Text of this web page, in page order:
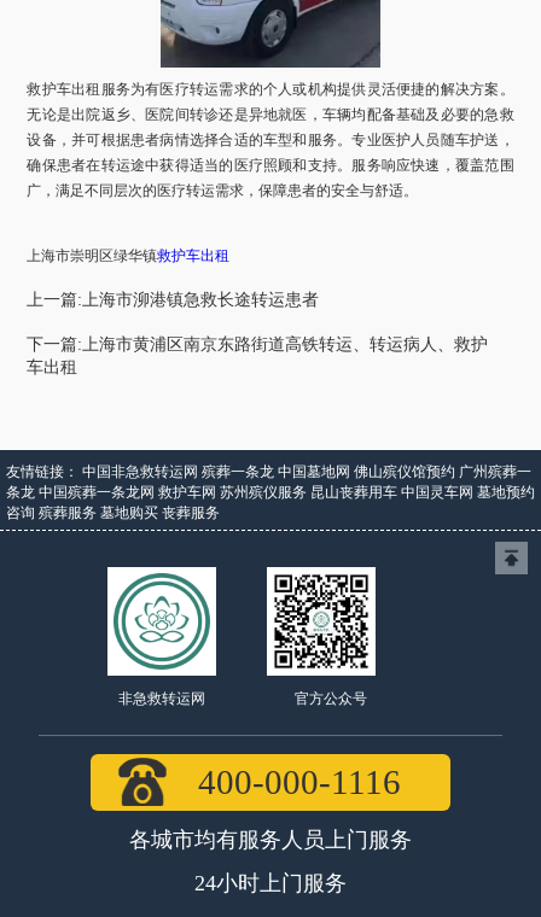
救护车出租服务为有医疗转运需求的个人或机构提供灵活便捷的解决方案。
无论是出院返乡、医院间转诊还是异地就医，车辆均配备基础及必要的急救
设备，并可根据患者病情选择合适的车型和服务。专业医护人员随车护送，
确保患者在转运途中获得适当的医疗照顾和支持。服务响应快速，覆盖范围
广，满足不同层次的医疗转运需求，保障患者的安全与舒适。
上海市崇明区绿华镇救护车出租
上一篇:上海市泖港镇急救长途转运患者
下一篇:上海市黄浦区南京东路街道高铁转运、转运病人、救护
车出租
友情链接： 中国非急救转运网 殡葬一条龙 中国墓地网 佛山殡仪馆预约 广州殡葬一
条龙 中国殡葬一条龙网 救护车网 苏州殡仪服务 昆山丧葬用车 中国灵车网 墓地预约
咨询 殡葬服务 墓地购买 丧葬服务
非急救转运网 官方公众号
400-000-1116
各城市均有服务人员上门服务
24小时上门服务